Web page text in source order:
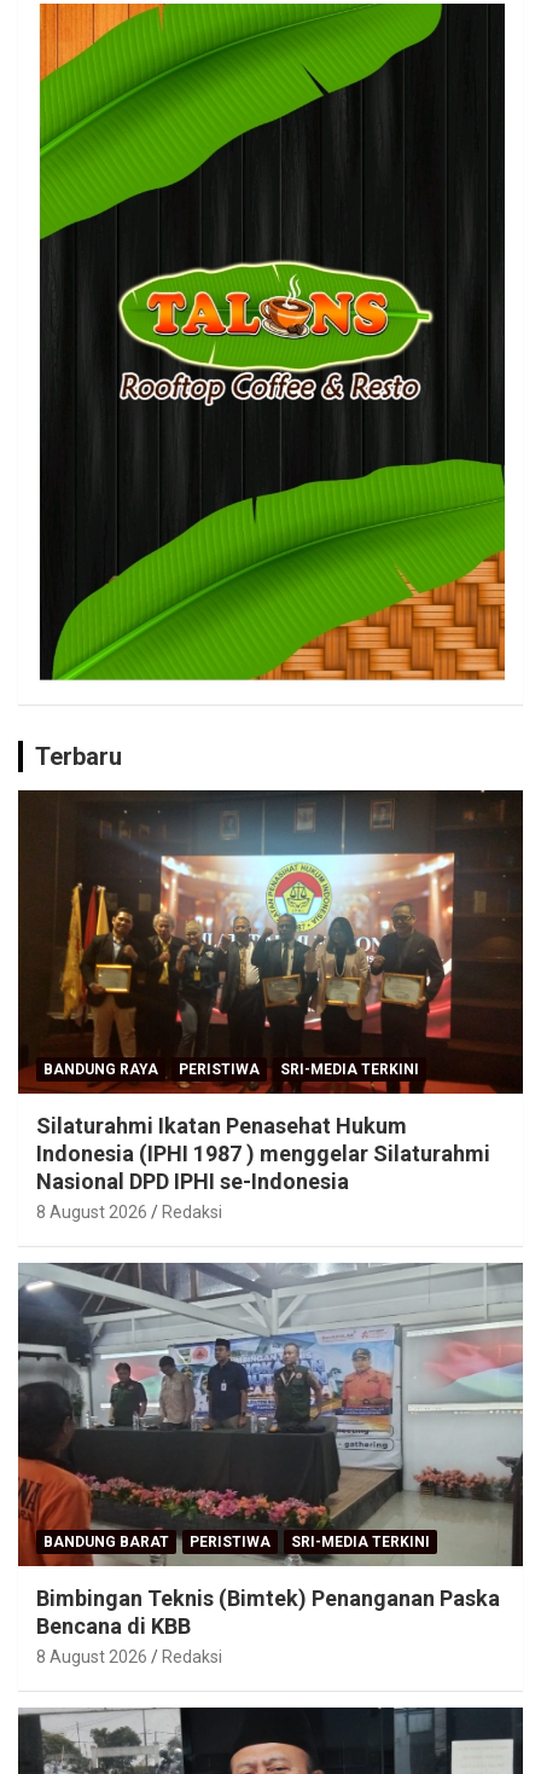
Terbaru
BANDUNG RAYA PERISTIWA SRI-MEDIA TERKINI
Silaturahmi Ikatan Penasehat Hukum
Indonesia (IPHI 1987 ) menggelar Silaturahmi
Nasional DPD IPHI se-Indonesia
8 August 2026 Redaksi
BANDUNG BARAT PERISTIWA SRI-MEDIA TERKINI
Bimbingan Teknis (Bimtek) Penanganan Paska
Bencana di KBB
8 August 2026 Redaksi